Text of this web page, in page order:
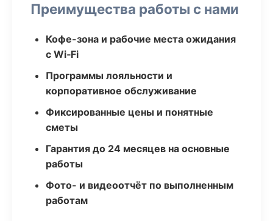
Преимущества работы с нами
Кофе-зона и рабочие места ожидания
с Wi‑Fi
Программы лояльности и
корпоративное обслуживание
Фиксированные цены и понятные
сметы
Гарантия до 24 месяцев на основные
работы
Фото- и видеоотчёт по выполненным
работам